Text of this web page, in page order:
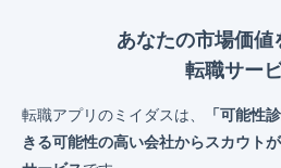
あなたの市場価値
転職サー
転職アプリのミイダスは、
「可能性
きる可能性の高い会社からスカウト